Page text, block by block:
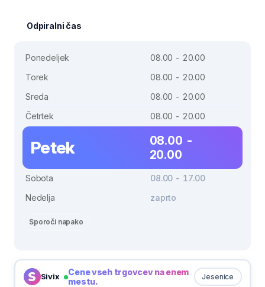
Odpiralni čas
Ponedeljek
08.00 - 20.00
Torek
08.00 - 20.00
Sreda
08.00 - 20.00
Četrtek
08.00 - 20.00
Petek
08.00 -
20.00
Sobota
08.00 - 17.00
Nedelja
zaprto
Sporoči napako
Sivix Jesenice
Cene vseh trgovcev na enem
mestu.